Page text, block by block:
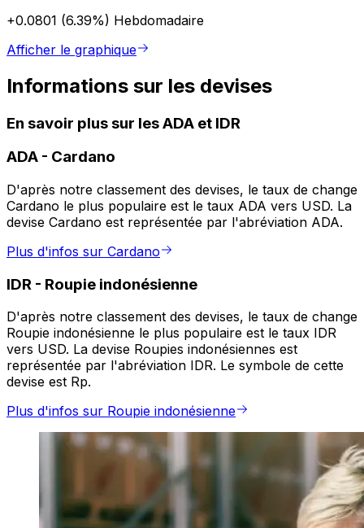
+0.0801 (6.39%) Hebdomadaire
Afficher le graphique
Informations sur les devises
En savoir plus sur les ADA et IDR
ADA - Cardano
D'après notre classement des devises, le taux de change
Cardano le plus populaire est le taux ADA vers USD. La
devise Cardano est représentée par l'abréviation ADA.
Plus d'infos sur Cardano
IDR - Roupie indonésienne
D'après notre classement des devises, le taux de change
Roupie indonésienne le plus populaire est le taux IDR
vers USD. La devise Roupies indonésiennes est
représentée par l'abréviation IDR. Le symbole de cette
devise est Rp.
Plus d'infos sur Roupie indonésienne